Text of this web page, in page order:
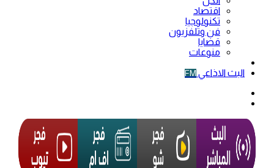
اقتصاد
تكنولوجيا
فن وتلفزيون
قضايا
منوعات
البث الاذاعي FM